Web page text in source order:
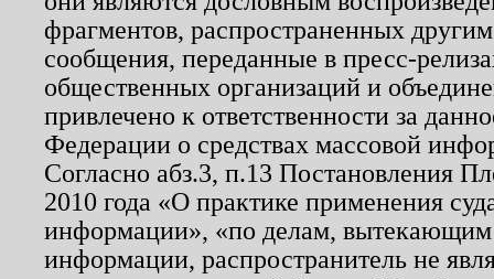
фрагментов, распространенных
сообщения, переданные в пресс-
общественных организаций и
привлечено к ответственности за
Федерации о средствах массовой
Согласно абз.3, п.13 Постановления
2010 года «О практике применения
информации», «по делам, вытекающим
информации, распространитель не